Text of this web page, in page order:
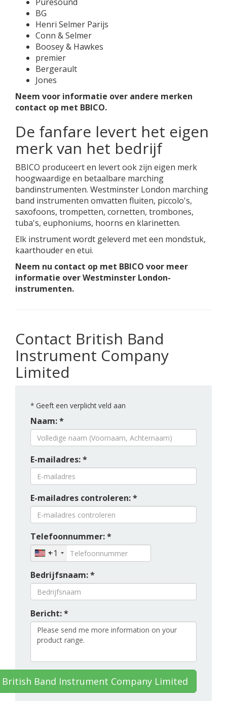
BG
Henri Selmer Parijs
Conn & Selmer
Boosey & Hawkes
premier
Bergerault
Jones
Neem voor informatie over andere merken
contact op met BBICO.
De fanfare levert het eigen
merk van het bedrijf
BBICO produceert en levert ook zijn eigen merk
hoogwaardige en betaalbare marching
bandinstrumenten. Westminster London marching
band instrumenten omvatten fluiten, piccolo's,
saxofoons, trompetten, cornetten, trombones,
tuba's, euphoniums, hoorns en klarinetten.
Elk instrument wordt geleverd met een mondstuk,
kaarthouder en etui.
Neem nu contact op met BBICO voor meer
informatie over Westminster London-
instrumenten.
Contact British Band
Instrument Company
Limited
* Geeft een verplicht veld aan
Naam: *
E-mailadres: *
E-mailadres controleren: *
Telefoonnummer: *
+1
Bedrijfsnaam: *
Bericht: *
Band Instrument Company Limited